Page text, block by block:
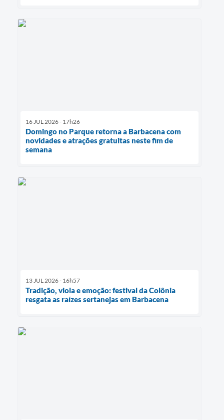
16 JUL 2026 - 17h26
Domingo no Parque retorna a Barbacena com
novidades e atrações gratuitas neste fim de
semana
13 JUL 2026 - 16h57
Tradição, viola e emoção: festival da Colônia
resgata as raízes sertanejas em Barbacena